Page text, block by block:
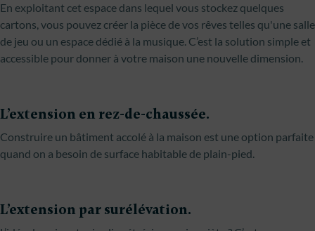
En exploitant cet espace dans lequel vous stockez quelques
cartons, vous pouvez créer la pièce de vos rêves telles qu'une salle
de jeu ou un espace dédié à la musique. C’est la solution simple et
accessible pour donner à votre maison une nouvelle dimension.
L’extension en rez-de-chaussée.
Construire un bâtiment accolé à la maison est une option parfaite
quand on a besoin de surface habitable de plain-pied.
L’extension par surélévation.